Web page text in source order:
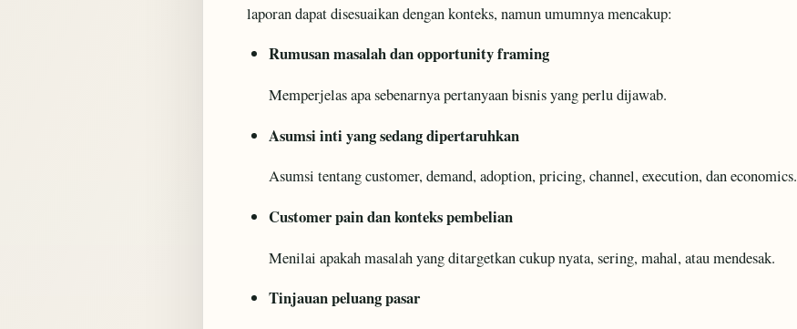
laporan dapat disesuaikan dengan konteks, namun umumnya mencakup:
Rumusan masalah dan opportunity framing
Memperjelas apa sebenarnya pertanyaan bisnis yang perlu dijawab.
Asumsi inti yang sedang dipertaruhkan
Asumsi tentang customer, demand, adoption, pricing, channel, execution, dan economics.
Customer pain dan konteks pembelian
Menilai apakah masalah yang ditargetkan cukup nyata, sering, mahal, atau mendesak.
Tinjauan peluang pasar